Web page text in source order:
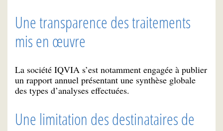
Une transparence des traitements
mis en œuvre
La société IQVIA s’est notamment engagée à publier
un rapport annuel présentant une synthèse globale
des types d’analyses effectuées.
Une limitation des destinataires de